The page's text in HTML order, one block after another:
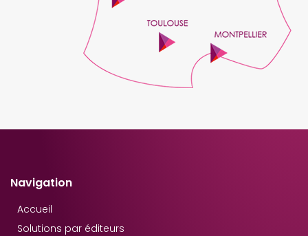
Navigation
Accueil
Solutions par éditeurs